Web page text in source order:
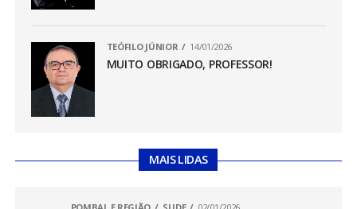
TEÓFILO JÚNIOR 14/01/2026
MUITO OBRIGADO, PROFESSOR!
MAIS LIDAS